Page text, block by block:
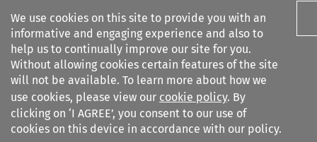
We use cookies on this site to provide you with an
informative and engaging experience and also to
help us to continually improve our site for you.
Without allowing cookies certain features of the site
will not be available. To learn more about how we
use cookies, please view our cookie policy. By
clicking on ‘I AGREE’, you consent to our use of
cookies on this device in accordance with our policy.
Search filters
Journal of European Consumer
Search content